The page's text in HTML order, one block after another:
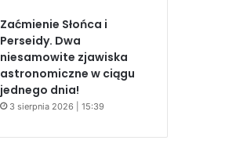
Zaćmienie Słońca i
Perseidy. Dwa
niesamowite zjawiska
astronomiczne w ciągu
jednego dnia!
3 sierpnia 2026 | 15:39